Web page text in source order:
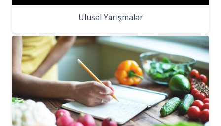
Ulusal Yarışmalar